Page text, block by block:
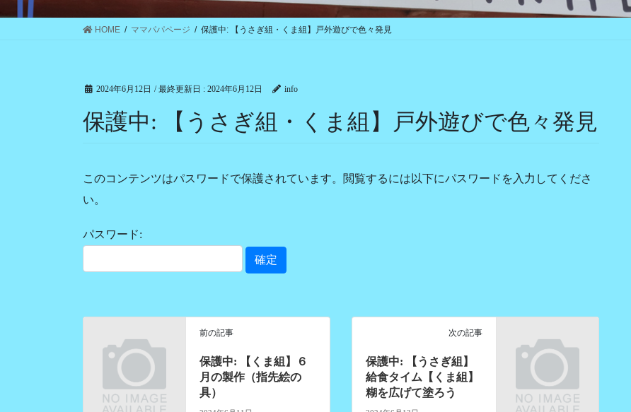
HOME ママパパページ 保護中: 【うさぎ組・くま組】戸外遊びで色々発見
2024年6月12日 / 最終更新日 : 2024年6月12日 info
保護中: 【うさぎ組・くま組】戸外遊びで色々発見
このコンテンツはパスワードで保護されています。閲覧するには以下にパスワードを入力してくださ
い。
パスワード:
前の記事
保護中: 【くま組】６
月の製作（指先絵の
具）
次の記事
保護中: 【うさぎ組】
給食タイム【くま組】
糊を広げて塗ろう